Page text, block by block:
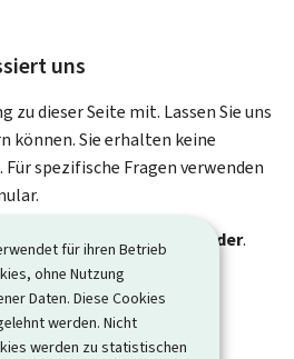
für ihren Betrieb
ohne Nutzung
Daten. Diese Cookies
werden. Nicht
werden zu statistischen
uns
zu dieser Seite mit. Lassen Sie uns
können. Sie erhalten keine
spezifische Fragen verwenden
Felder ( * ) sind Pflichtfelder.
Sie gesucht haben?